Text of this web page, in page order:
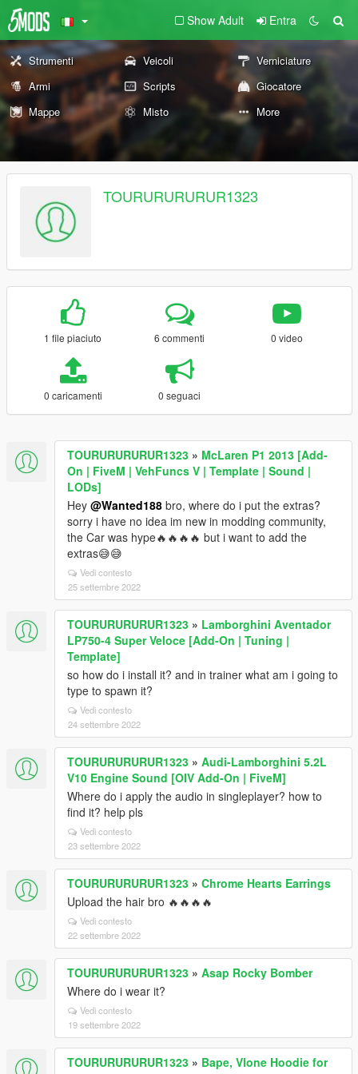
Show Adult Entra
Strumenti Veicoli
Verniciature
Armi
Scripts
Giocatore
Mappe
Misto More
TOURURURURUR1323
1 file piaciuto 6 commenti 0 video
0 caricamenti 0 seguaci
TOURURURURUR1323 » McLaren P1 2013 [Add-
On | FiveM | VehFuncs V | Template | Sound |
LODs]
Hey @Wanted188 bro, where do i put the extras?
sorry i have no idea im new in modding community,
the Car was hype🔥🔥🔥🔥 but i want to add the
extras😅😅
Vedi contesto
25 settembre 2022
TOURURURURUR1323 » Lamborghini Aventador
LP750-4 Super Veloce [Add-On | Tuning |
Template]
so how do i install it? and in trainer what am i going to
type to spawn it?
Vedi contesto
24 settembre 2022
TOURURURURUR1323 » Audi-Lamborghini 5.2L
V10 Engine Sound [OIV Add-On | FiveM]
Where do i apply the audio in singleplayer? how to
find it? help pls
Vedi contesto
23 settembre 2022
TOURURURURUR1323 » Chrome Hearts Earrings
Upload the hair bro 🔥🔥🔥🔥
Vedi contesto
22 settembre 2022
TOURURURURUR1323 » Asap Rocky Bomber
Where do i wear it?
Vedi contesto
19 settembre 2022
TOURURURURUR1323 » Bape, Vlone Hoodie for